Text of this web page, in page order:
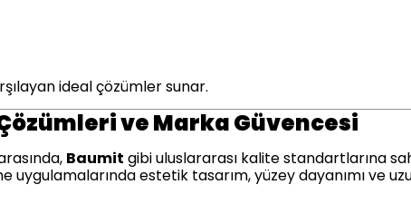
ideal çözümler sunar.
ve Marka Güvencesi
Baumit gibi uluslararası kalite standartlarına
uygulamalarında estetik tasarım, yüzey dayanımı ve